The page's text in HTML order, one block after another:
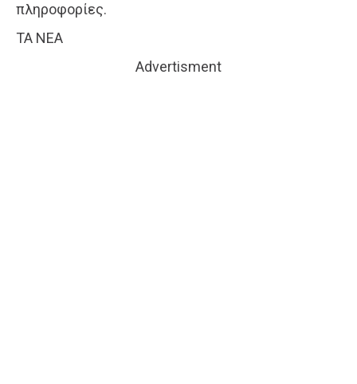
πληροφορίες.
ΤΑ ΝΕΑ
Advertisment